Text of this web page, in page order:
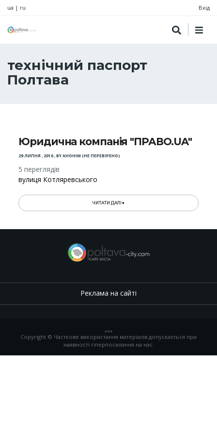
ua | ru Вхід
технічний паспорт
Полтава
Юридична компанія "ПРАВО.UA"
29 ЛИПНЯ , 2016,BYАНОНІМ (НЕ ПЕРЕВІРЕНО)
5 переглядів
вулиця Котляревського
ЧИТАТИ ДАЛІ
Реклама на сайті
, ,
Copyright © Часткове використання матеріалів допускається при
наявності гіперпосилання на нас.